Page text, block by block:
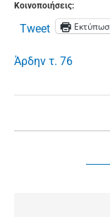
Κοινοποιήσεις:
Tweet
Άρδην τ. 76